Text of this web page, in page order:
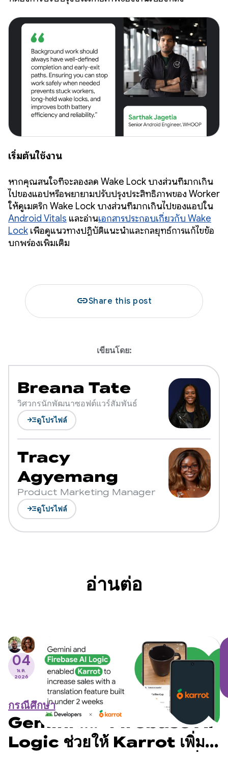
เริ่มต้นใช้งาน
หากคุณสนใจที่จะลองลด Wake Lock บางส่วนที่มากเกิน
ไปของแอปหรือพยายามปรับปรุงประสิทธิภาพของ Worker
ให้ดูเมตริก Wake Lock บางส่วนที่มากเกินไปของแอปใน
Android Vitals และอ่านเอกสารประกอบเกี่ยวกับ Wake
Lock เพื่อดูแนวทางปฏิบัติแนะนำและกลยุทธ์การแก้ไขข้อ
บกพร่องเพิ่มเติม
linkShare this post
เขียนโดย:
Breana Tate
วิศวกรนักพัฒนาซอฟต์แวร์สัมพันธ์
read_moreดูโปรไฟล์
Tracy
Agyemang
Product Marketing Manager
read_moreดูโปรไฟล์
อ่านต่อ
04
พ.ค.
2026
กรณีศึกษา
Gemini และ Firebase AI
Logic ช่วยให้ Karrot เพิ่ม